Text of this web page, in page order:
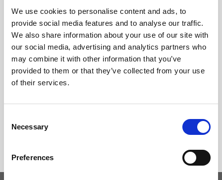
We use cookies to personalise content and ads, to
provide social media features and to analyse our traffic.
We also share information about your use of our site with
our social media, advertising and analytics partners who
may combine it with other information that you’ve
provided to them or that they’ve collected from your use
of their services.
Selection
Necessary
Preferences